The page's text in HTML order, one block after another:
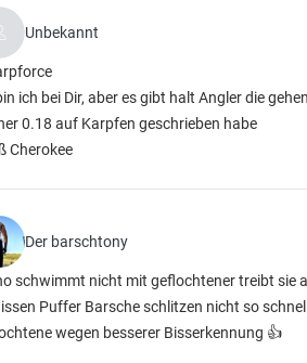
Unbekannt
ich bei Dir, aber es gibt halt Angler die
0.18 auf Karpfen geschrieben habe
Cherokee
Der barschtony
schwimmt nicht mit geflochtener treibt sie
Puffer Barsche schlitzen nicht so
wegen besserer Bisserkennung 👍